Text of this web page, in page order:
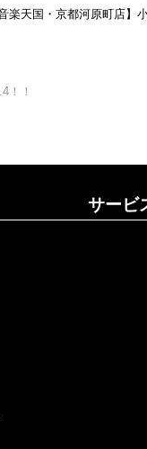
楽天国・京都河原町店】
！！
サービ